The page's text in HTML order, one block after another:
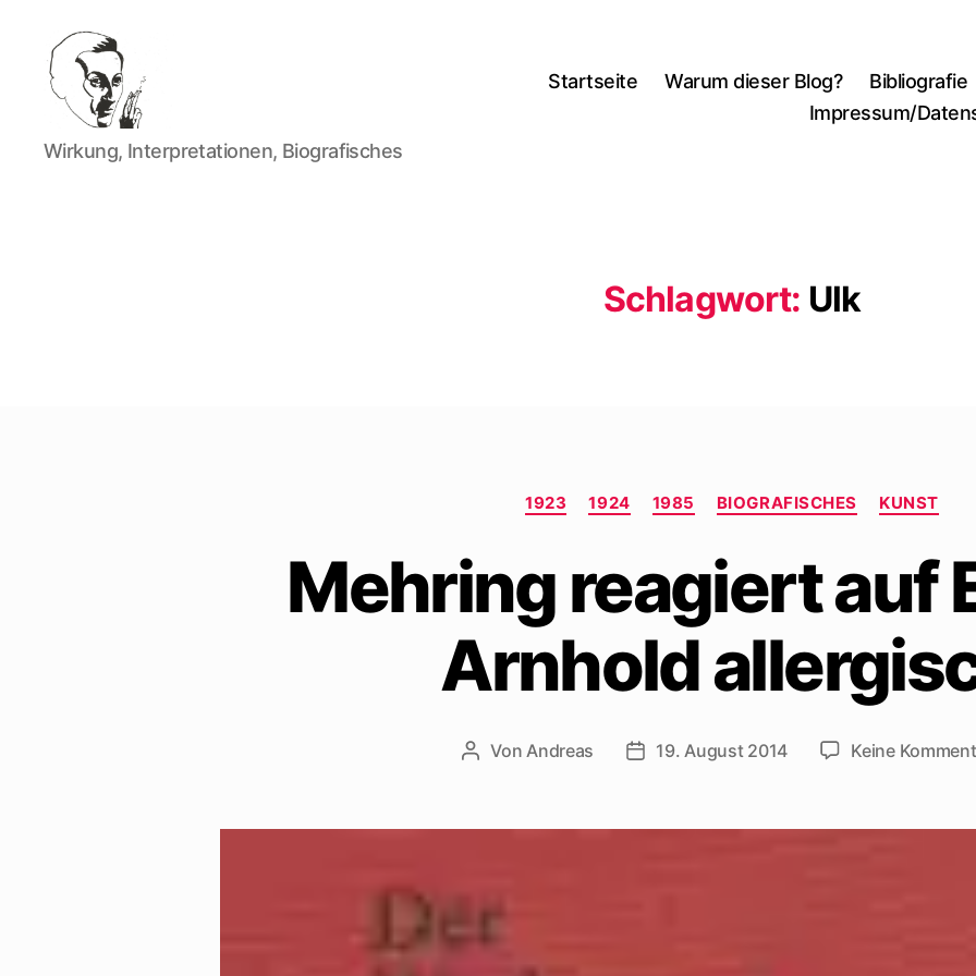
Walter
Mehring
Wirkung, Interpretationen, Biografisches
Startseite Warum dieser Blog? Bibliografie
Impressum/
Schlagwort: Ulk
Kategorien
1923 1924 1985 BIOGRAFISCHES KUNST
Mehring reagiert auf
Arnhold
Beitragsautor
Von Andreas Beitragsdatum
19. August 2014 Keine